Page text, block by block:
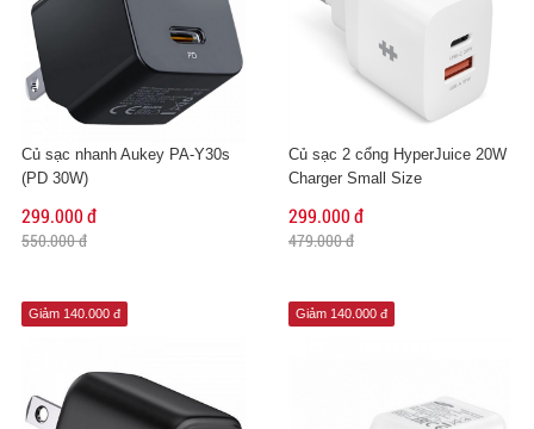
Củ sạc nhanh Aukey PA-Y30s
(PD 30W)
299.000 đ
550.000 đ
Củ sạc 2 cổng HyperJuice 20W
Charger Small Size
299.000 đ
479.000 đ
Giảm 140.000 đ Giảm 140.000 đ